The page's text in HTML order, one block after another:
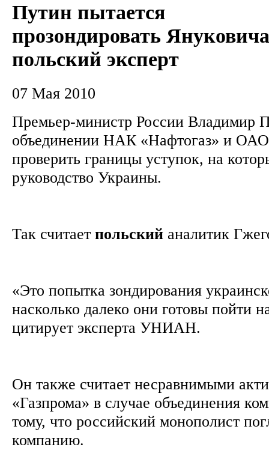
Путин пытается
прозондировать
польский эксперт
07 Мая 2010
Премьер-министр России Владимир
объединении НАК «Нафтогаз» и ОАО
проверить границы уступок, на
руководство Украины.
Так считает польский аналитик
«Это попытка зондирования
насколько далеко они готовы пойти
цитирует эксперта УНИАН.
Он также считает несравнимыми
«Газпрома» в случае объединения
тому, что российский монополист
компанию.